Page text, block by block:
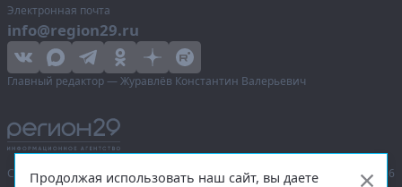
Электронная почта
info@region29.ru
Главный редактор — Журавлёв Константин Валерьевич
Сетевое издание «Информационное агентство Регион 29»,
© 2016–2026
Продолжая использовать наш сайт, вы даете